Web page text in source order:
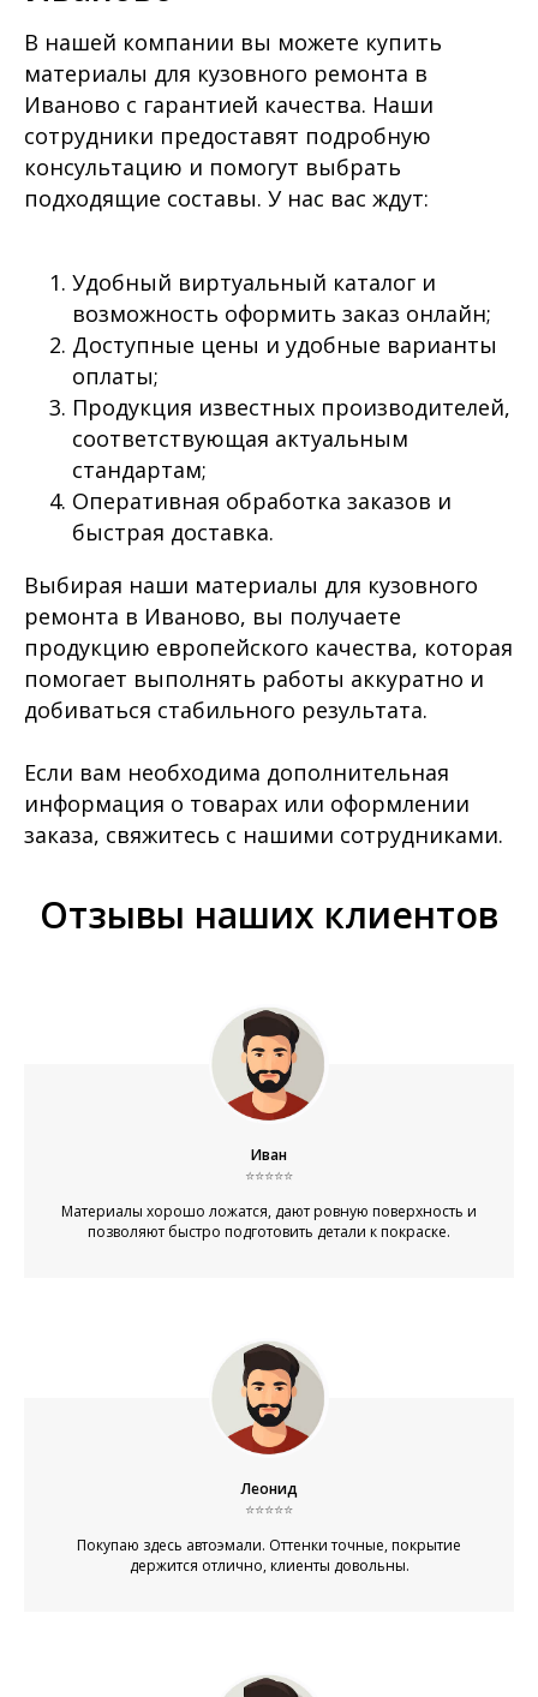
В нашей компании вы можете купить
материалы для кузовного ремонта в
Иваново с гарантией качества. Наши
сотрудники предоставят подробную
консультацию и помогут выбрать
подходящие составы. У нас вас ждут:
Удобный виртуальный каталог и
возможность оформить заказ онлайн;
Доступные цены и удобные варианты
оплаты;
Продукция известных производителей,
соответствующая актуальным
стандартам;
Оперативная обработка заказов и
быстрая доставка.
Выбирая наши материалы для кузовного
ремонта в Иваново, вы получаете
продукцию европейского качества, которая
помогает выполнять работы аккуратно и
добиваться стабильного результата.
Если вам необходима дополнительная
информация о товарах или оформлении
заказа, свяжитесь с нашими сотрудниками.
Отзывы наших клиентов
Иван
⭐⭐⭐⭐⭐
Материалы хорошо ложатся, дают ровную поверхность и
позволяют быстро подготовить детали к покраске.
Леонид
⭐⭐⭐⭐⭐
Покупаю здесь автоэмали. Оттенки точные, покрытие
держится отлично, клиенты довольны.